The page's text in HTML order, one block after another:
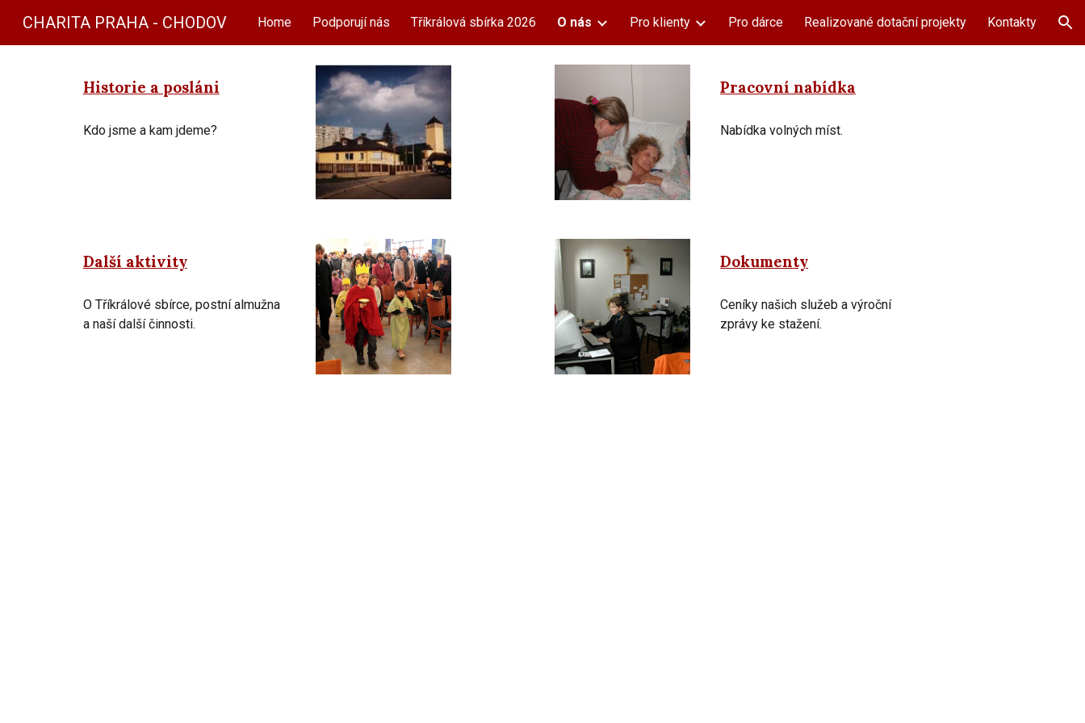
Skip to main content Skip to navigation
CHARITA PRAHA - CHODOV Home Podporují nás Tříkrálová sbírka 2026 O nás Pro klienty Pro dárce Realizované dotační projekty Kontakty
Historie a posláni
Kdo jsme a kam jdeme?
Pracovní nabídka
Nabídka volných míst.
Další aktivity
O Tříkrálové sbírce, postní almužna
a naší další činnosti.
Dokumenty
Ceníky našich služeb a výroční
zprávy ke stažení.